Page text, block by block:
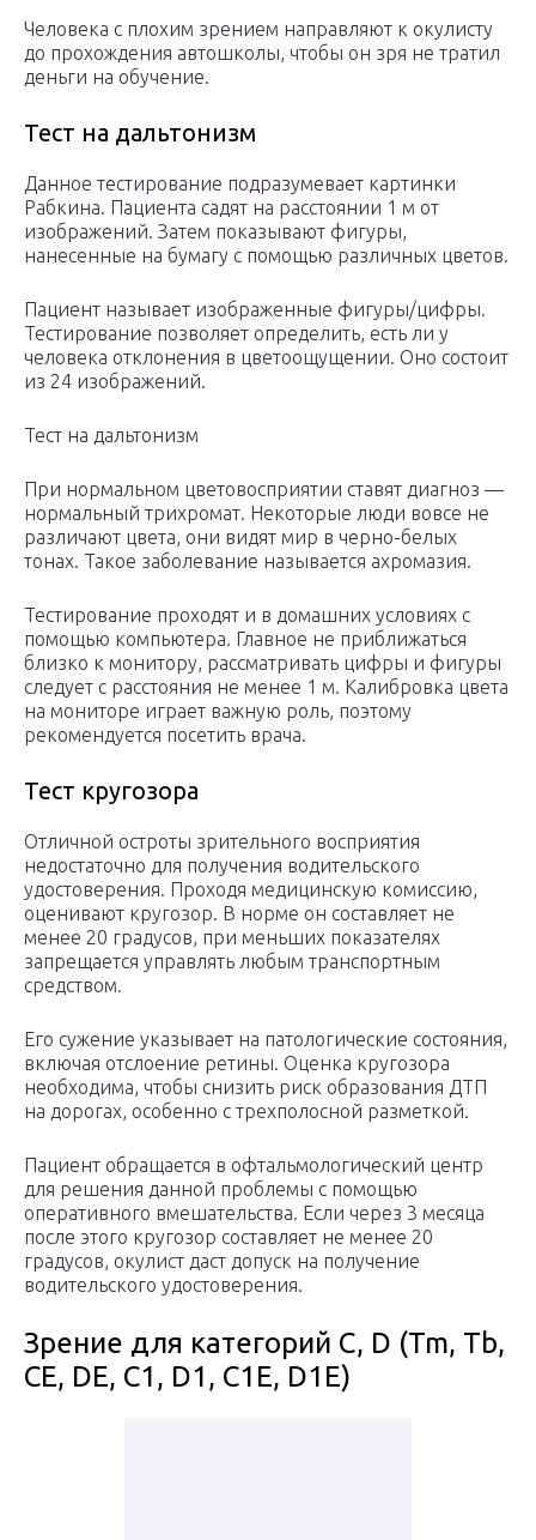
Человека с плохим зрением направляют к окулисту
до прохождения автошколы, чтобы он зря не тратил
деньги на обучение.
Тест на дальтонизм
Данное тестирование подразумевает картинки
Рабкина. Пациента садят на расстоянии 1 м от
изображений. Затем показывают фигуры,
нанесенные на бумагу с помощью различных цветов.
Пациент называет изображенные фигуры/цифры.
Тестирование позволяет определить, есть ли у
человека отклонения в цветоощущении. Оно состоит
из 24 изображений.
Тест на дальтонизм
При нормальном цветовосприятии ставят диагноз —
нормальный трихромат. Некоторые люди вовсе не
различают цвета, они видят мир в черно-белых
тонах. Такое заболевание называется ахромазия.
Тестирование проходят и в домашних условиях с
помощью компьютера. Главное не приближаться
близко к монитору, рассматривать цифры и фигуры
следует с расстояния не менее 1 м. Калибровка цвета
на мониторе играет важную роль, поэтому
рекомендуется посетить врача.
Тест кругозора
Отличной остроты зрительного восприятия
недостаточно для получения водительского
удостоверения. Проходя медицинскую комиссию,
оценивают кругозор. В норме он составляет не
менее 20 градусов, при меньших показателях
запрещается управлять любым транспортным
средством.
Его сужение указывает на патологические состояния,
включая отслоение ретины. Оценка кругозора
необходима, чтобы снизить риск образования ДТП
на дорогах, особенно с трехполосной разметкой.
Пациент обращается в офтальмологический центр
для решения данной проблемы с помощью
оперативного вмешательства. Если через 3 месяца
после этого кругозор составляет не менее 20
градусов, окулист даст допуск на получение
водительского удостоверения.
Зрение для категорий C, D (Tm, Tb,
CE, DE, C1, D1, C1E, D1E)